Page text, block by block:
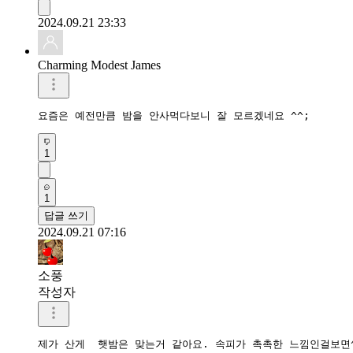
2024.09.21 23:33
Charming Modest James
요즘은 예전만큼 밤을 안사먹다보니 잘 모르겠네요 ^^;
1
1
답글 쓰기
2024.09.21 07:16
소풍
작성자
제가 산게  햇밤은 맞는거 같아요. 속피가 촉촉한 느낌인걸보